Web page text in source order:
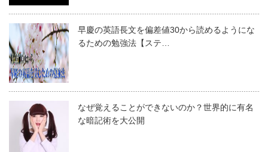
早慶の英語長文を偏差値30から読めるようにな
るための勉強法【ステ…
なぜ覚えることができないのか？世界的に有名
な暗記術を大公開